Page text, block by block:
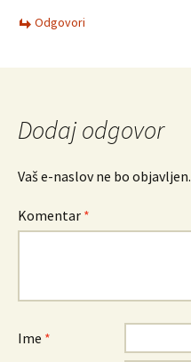
Odgovori
Dodaj odgovor
Vaš e-naslov ne bo objavljen.
Komentar *
Ime *